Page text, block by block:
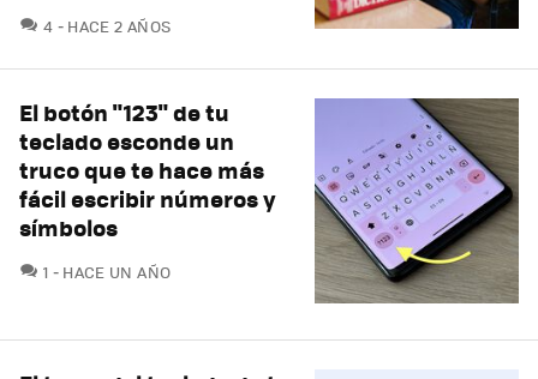
4 COMENTARIOS
HACE 2 AÑOS
El botón "123" de tu
teclado esconde un
truco que te hace más
fácil escribir números y
símbolos
1 COMENTARIOS
HACE UN AÑO